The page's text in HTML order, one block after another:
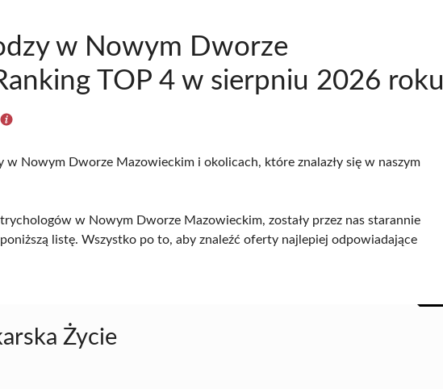
w Nowym Dworze
TOP 4 w sierpniu 2026 roku
w Nowym Dworze Mazowieckim i okolicach, które znalazły się w naszym
w Nowym Dworze Mazowieckim, zostały przez nas starannie
listę. Wszystko po to, aby znaleźć oferty najlepiej odpowiadające
Życie